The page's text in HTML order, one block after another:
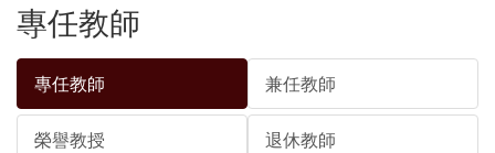
專任教師
專任教師 兼任教師
榮譽教授 退休教師